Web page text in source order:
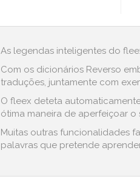
As legendas inteligentes do
Com os dicionários Reverso
traduções, juntamente com
O fleex deteta
ótima maneira de aperfeiçoar o
Muitas outras funcionalidades
palavras que pretende